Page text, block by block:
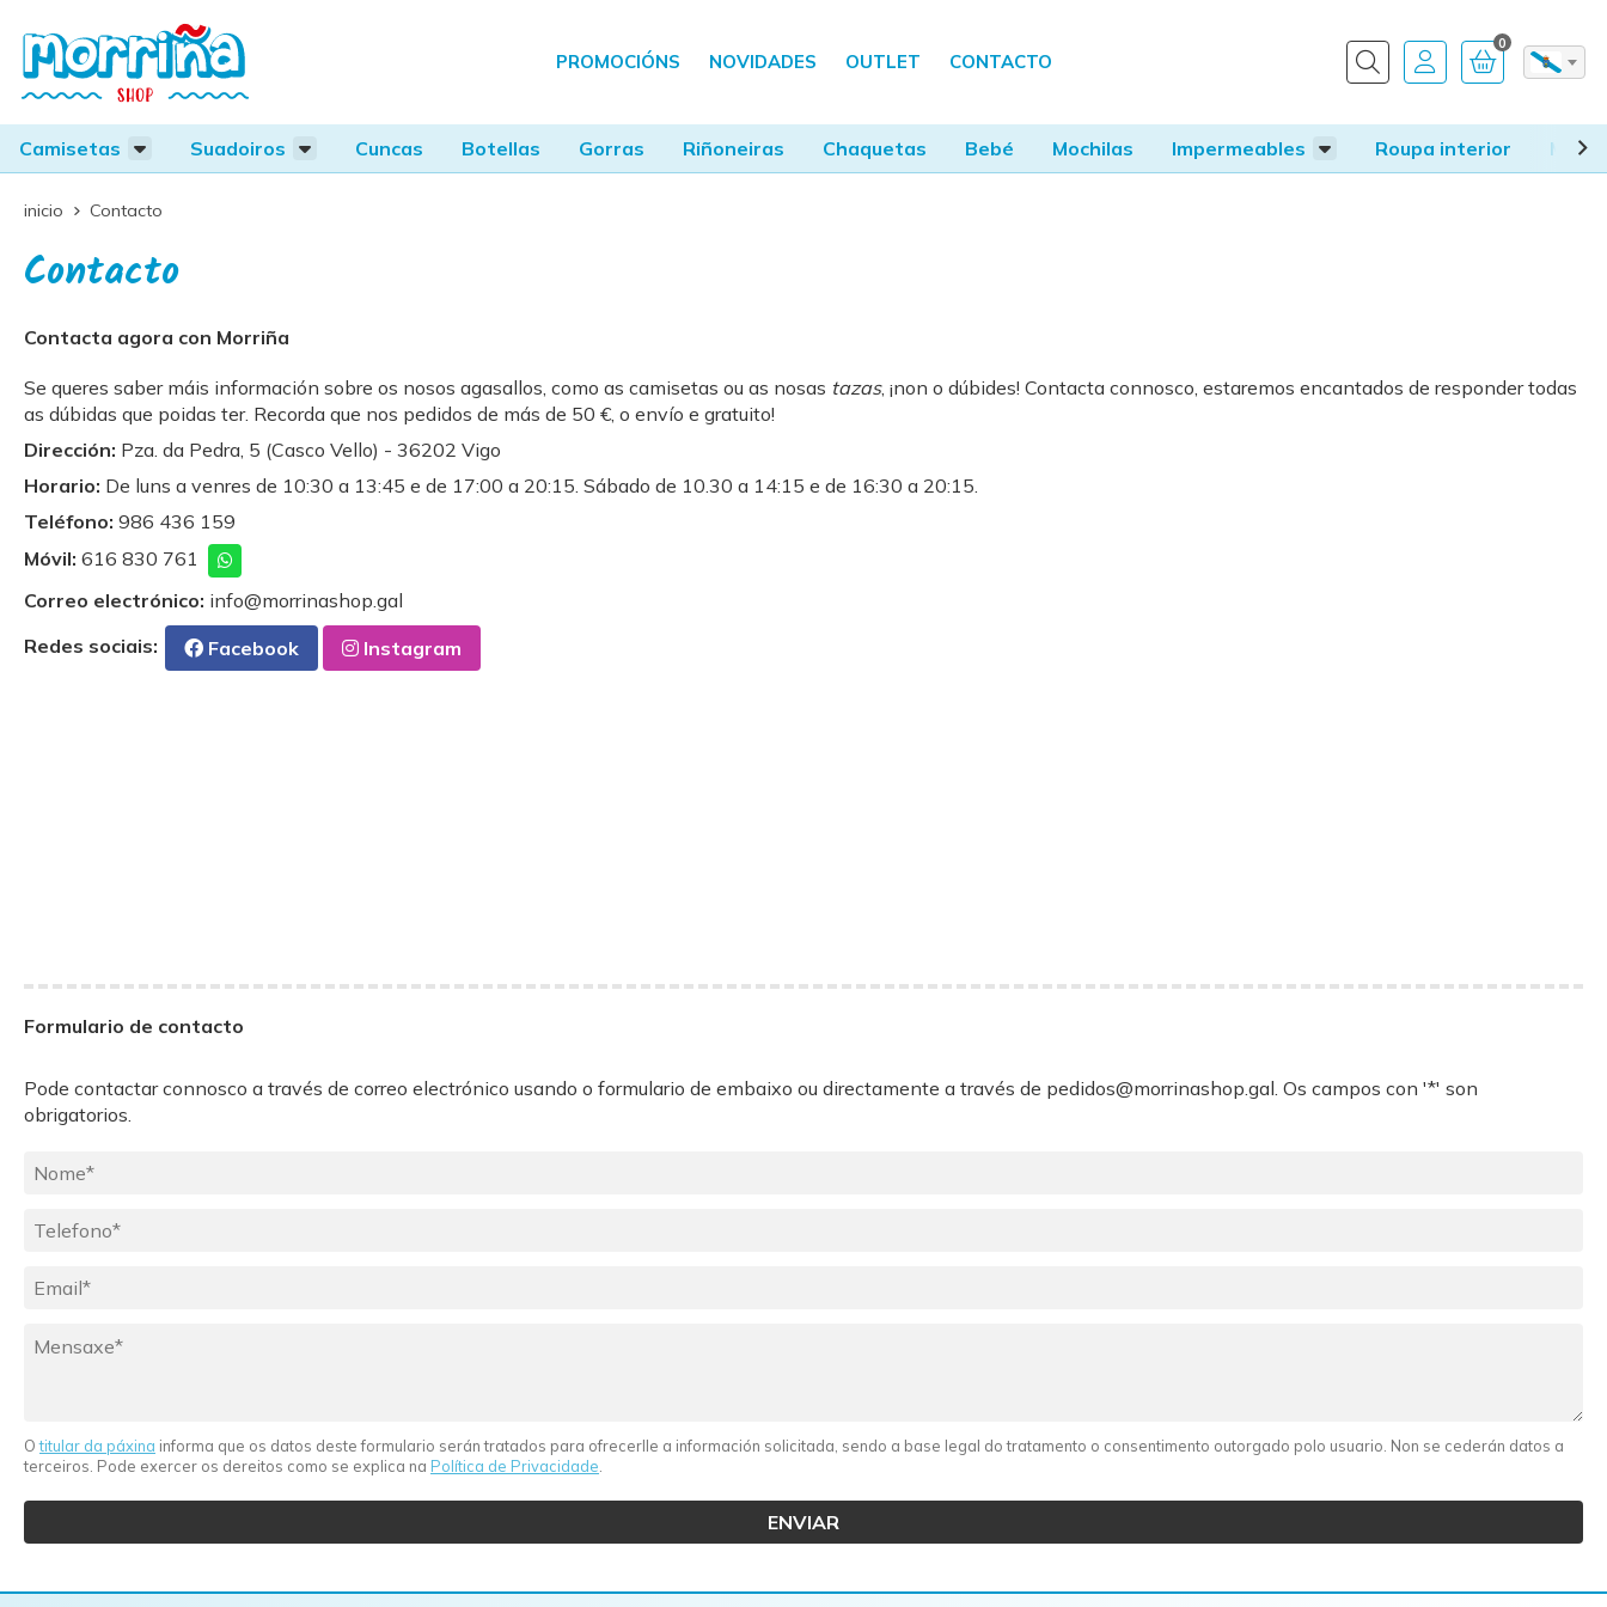
PROMOCIÓNS NOVIDADES OUTLET CONTACTO Buscar
0
Camisetas Suadoiros Cuncas Botellas Gorras Riñoneiras Chaquetas Bebé Mochilas Impermeables Roupa interior
inicio Contacto
Contacto
Contacta agora con Morriña
Se queres saber máis información sobre os nosos agasallos, como as camisetas ou as nosas tazas, ¡non o dúbides! Contacta connosco, estaremos encantados de responder todas
as dúbidas que poidas ter. Recorda que nos pedidos de más de 50 €, o envío e gratuito!
Dirección: Pza. da Pedra, 5 (Casco Vello) - 36202 Vigo
Horario: De luns a venres de 10:30 a 13:45 e de 17:00 a 20:15. Sábado de 10.30 a 14:15 e de 16:30 a 20:15.
Teléfono: 986 436 159
Móvil: 616 830 761
Correo electrónico: info@morrinashop.gal
Redes sociais:
Facebook Instagram
Formulario de contacto
Pode contactar connosco a través de correo electrónico usando o formulario de embaixo ou directamente a través de pedidos@morrinashop.gal. Os campos con '*' son
obrigatorios.
Otitular da páxina informa que os datos deste formulario serán tratados para ofrecerlle a información solicitada, sendo a base legal do tratamento o consentimento outorgado polo usuario. Non se cederán datos a
terceiros. Pode exercer os dereitos como se explica na Política de Privacidade.